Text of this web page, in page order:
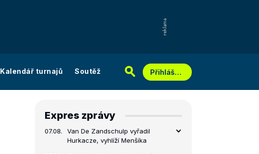
Kalendář turnajů Soutěž Přihlášení
Expres zprávy
07.08.
Van De Zandschulp vyřadil
Hurkacze, vyhlíží Menšíka